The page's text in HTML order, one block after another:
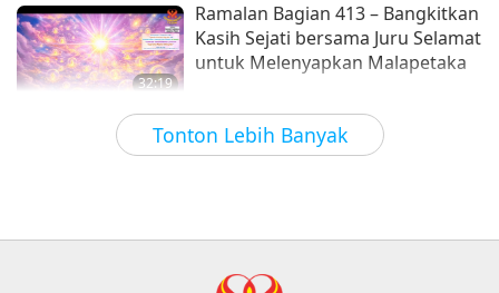
Tonton Lebih Banyak
32:19
Ramalan Bagian 413 – Bangkitkan
Kasih Sejati bersama Juru Selamat
untuk Melenyapkan Malapetaka
Serial Multi-Bagian Prediksi Kuno tentang
2026-08-09
32:43